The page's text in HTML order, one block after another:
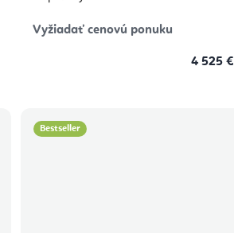
Vyžiadať cenovú ponuku
4 525 €
Bestseller